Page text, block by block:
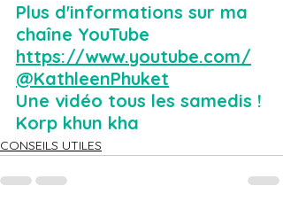
Plus d'informations sur ma
chaîne YouTube
https://www.youtube.com/
@KathleenPhuket
Une vidéo tous les samedis !
Korp khun kha
CONSEILS UTILES